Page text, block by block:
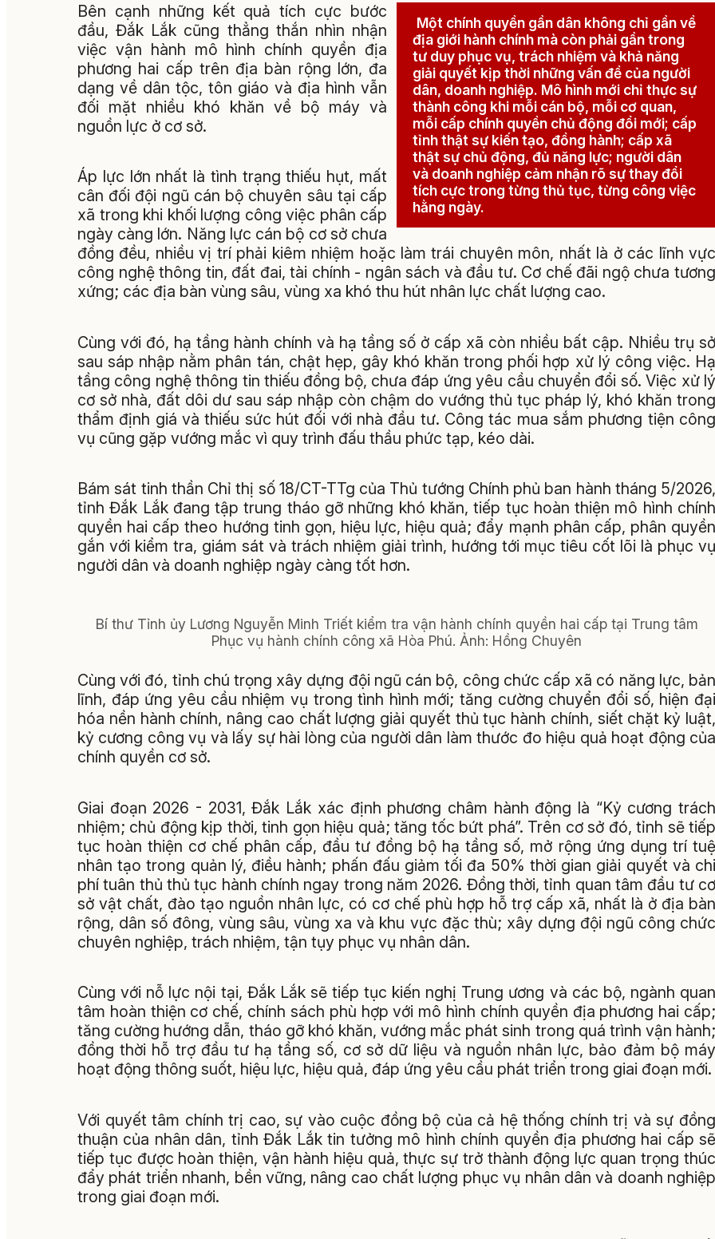
Một chính quyền gần dân không chỉ gần về
địa giới hành chính mà còn phải gần trong
tư duy phục vụ, trách nhiệm và khả năng
giải quyết kịp thời những vấn đề của người
dân, doanh nghiệp. Mô hình mới chỉ thực sự
thành công khi mỗi cán bộ, mỗi cơ quan,
mỗi cấp chính quyền chủ động đổi mới; cấp
tỉnh thật sự kiến tạo, đồng hành; cấp xã
thật sự chủ động, đủ năng lực; người dân
và doanh nghiệp cảm nhận rõ sự thay đổi
tích cực trong từng thủ tục, từng công việc
hằng ngày.
Bên cạnh những kết quả tích cực bước
đầu, Đắk Lắk cũng thẳng thắn nhìn nhận
việc vận hành mô hình chính quyền địa
phương hai cấp trên địa bàn rộng lớn, đa
dạng về dân tộc, tôn giáo và địa hình vẫn
đối mặt nhiều khó khăn về bộ máy và
nguồn lực ở cơ sở.
Áp lực lớn nhất là tình trạng thiếu hụt, mất
cân đối đội ngũ cán bộ chuyên sâu tại cấp
xã trong khi khối lượng công việc phân cấp
ngày càng lớn. Năng lực cán bộ cơ sở chưa
đồng đều, nhiều vị trí phải kiêm nhiệm hoặc làm trái chuyên môn, nhất là ở các lĩnh vực
công nghệ thông tin, đất đai, tài chính - ngân sách và đầu tư. Cơ chế đãi ngộ chưa tương
xứng; các địa bàn vùng sâu, vùng xa khó thu hút nhân lực chất lượng cao.
Cùng với đó, hạ tầng hành chính và hạ tầng số ở cấp xã còn nhiều bất cập. Nhiều trụ sở
sau sáp nhập nằm phân tán, chật hẹp, gây khó khăn trong phối hợp xử lý công việc. Hạ
tầng công nghệ thông tin thiếu đồng bộ, chưa đáp ứng yêu cầu chuyển đổi số. Việc xử lý
cơ sở nhà, đất dôi dư sau sáp nhập còn chậm do vướng thủ tục pháp lý, khó khăn trong
thẩm định giá và thiếu sức hút đối với nhà đầu tư. Công tác mua sắm phương tiện công
vụ cũng gặp vướng mắc vì quy trình đấu thầu phức tạp, kéo dài.
Bám sát tinh thần Chỉ thị số 18/CT-TTg của Thủ tướng Chính phủ ban hành tháng 5/2026,
tỉnh Đắk Lắk đang tập trung tháo gỡ những khó khăn, tiếp tục hoàn thiện mô hình chính
quyền hai cấp theo hướng tinh gọn, hiệu lực, hiệu quả; đẩy mạnh phân cấp, phân quyền
gắn với kiểm tra, giám sát và trách nhiệm giải trình, hướng tới mục tiêu cốt lõi là phục vụ
người dân và doanh nghiệp ngày càng tốt hơn.
Bí thư Tỉnh ủy Lương Nguyễn Minh Triết kiểm tra vận hành chính quyền hai cấp tại Trung tâm
Phục vụ hành chính công xã Hòa Phú. Ảnh: Hồng Chuyên
Cùng với đó, tỉnh chú trọng xây dựng đội ngũ cán bộ, công chức cấp xã có năng lực, bản
lĩnh, đáp ứng yêu cầu nhiệm vụ trong tình hình mới; tăng cường chuyển đổi số, hiện đại
hóa nền hành chính, nâng cao chất lượng giải quyết thủ tục hành chính, siết chặt kỷ luật,
kỷ cương công vụ và lấy sự hài lòng của người dân làm thước đo hiệu quả hoạt động của
chính quyền cơ sở.
Giai đoạn 2026 - 2031, Đắk Lắk xác định phương châm hành động là “Kỷ cương trách
nhiệm; chủ động kịp thời, tinh gọn hiệu quả; tăng tốc bứt phá”. Trên cơ sở đó, tỉnh sẽ tiếp
tục hoàn thiện cơ chế phân cấp, đầu tư đồng bộ hạ tầng số, mở rộng ứng dụng trí tuệ
nhân tạo trong quản lý, điều hành; phấn đấu giảm tối đa 50% thời gian giải quyết và chi
phí tuân thủ thủ tục hành chính ngay trong năm 2026. Đồng thời, tỉnh quan tâm đầu tư cơ
sở vật chất, đào tạo nguồn nhân lực, có cơ chế phù hợp hỗ trợ cấp xã, nhất là ở địa bàn
rộng, dân số đông, vùng sâu, vùng xa và khu vực đặc thù; xây dựng đội ngũ công chức
chuyên nghiệp, trách nhiệm, tận tụy phục vụ nhân dân.
Cùng với nỗ lực nội tại, Đắk Lắk sẽ tiếp tục kiến nghị Trung ương và các bộ, ngành quan
tâm hoàn thiện cơ chế, chính sách phù hợp với mô hình chính quyền địa phương hai cấp;
tăng cường hướng dẫn, tháo gỡ khó khăn, vướng mắc phát sinh trong quá trình vận hành;
đồng thời hỗ trợ đầu tư hạ tầng số, cơ sở dữ liệu và nguồn nhân lực, bảo đảm bộ máy
hoạt động thông suốt, hiệu lực, hiệu quả, đáp ứng yêu cầu phát triển trong giai đoạn mới.
Với quyết tâm chính trị cao, sự vào cuộc đồng bộ của cả hệ thống chính trị và sự đồng
thuận của nhân dân, tỉnh Đắk Lắk tin tưởng mô hình chính quyền địa phương hai cấp sẽ
tiếp tục được hoàn thiện, vận hành hiệu quả, thực sự trở thành động lực quan trọng thúc
đẩy phát triển nhanh, bền vững, nâng cao chất lượng phục vụ nhân dân và doanh nghiệp
trong giai đoạn mới.